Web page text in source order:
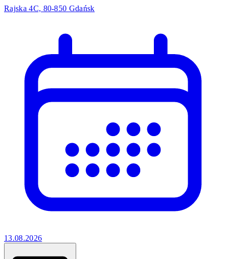
Rajska 4C, 80-850 Gdańsk
13.08.2026